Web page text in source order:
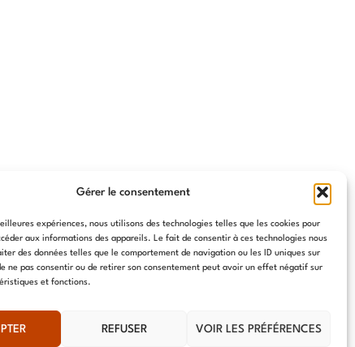
Gérer le consentement
expériences, nous utilisons des technologies telles que les cookies pour
aux informations des appareils. Le fait de consentir à ces technologies nous
des données telles que le comportement de navigation ou les ID uniques sur
ne pas consentir ou de retirer son consentement peut avoir un effet négatif sur
et fonctions.
REFUSER VOIR LES PRÉFÉRENCES